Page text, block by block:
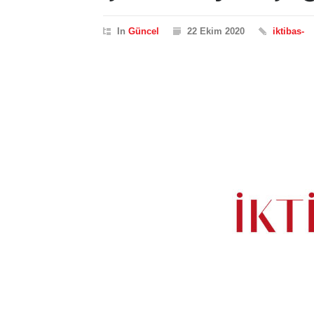
In Güncel 22 Ekim 2020 iktibas-